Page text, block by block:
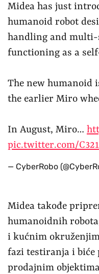
Midea has just
humanoid robot
handling and multi-
functioning as a
The new humanoid
the earlier Miro
In August, Miro…
pic.twitter.com/
— CyberRobo
Midea takođe
humanoidnih
i kućnim
fazi testiranja i
prodajnim